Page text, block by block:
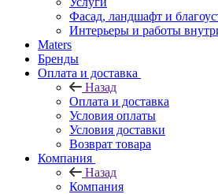
Фасад, ландшафт и
Интерьеры и работы
Maters
Бренды
Оплата и доставка
Назад
Оплата и доставка
Условия оплаты
Условия доставки
Возврат товара
Компания
Назад
Компания